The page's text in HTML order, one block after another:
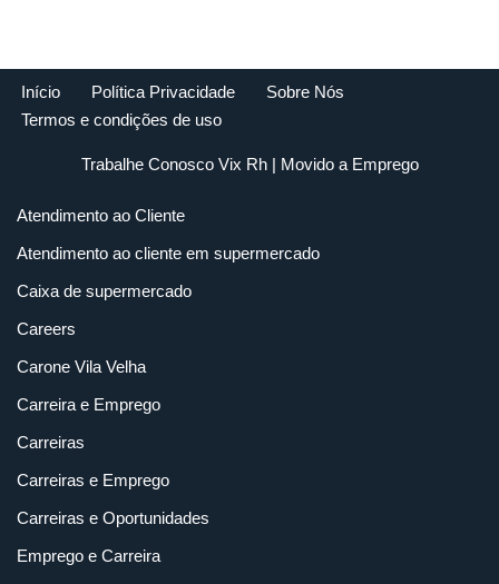
Início Política Privacidade
Sobre Nós
Termos e condições de uso
Trabalhe Conosco Vix Rh| Movido a Emprego
Atendimento ao Cliente
Atendimento ao cliente em supermercado
Caixa de supermercado
Careers
Carone Vila Velha
Carreira e Emprego
Carreiras
Carreiras e Emprego
Carreiras e Oportunidades
Emprego e Carreira